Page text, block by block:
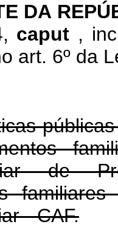
DA
caput ,
art. 6º da
de
- CAF.